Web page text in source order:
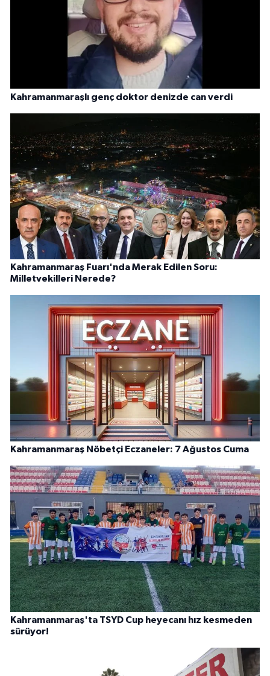
Kahramanmaraşlı genç doktor denizde can verdi
Kahramanmaraş Fuarı'nda Merak Edilen Soru:
Milletvekilleri Nerede?
Kahramanmaraş Nöbetçi Eczaneler: 7 Ağustos Cuma
Kahramanmaraş'ta TSYD Cup heyecanı hız kesmeden
sürüyor!